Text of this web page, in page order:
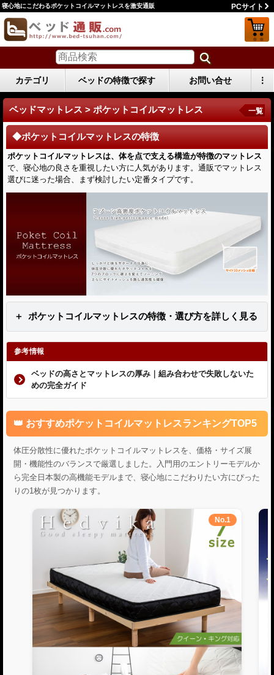
寝心地にこだわるポケットコイルマットレスを激安通販 PCサイト
カテゴリ ベッドの特徴で探す お問い合せ ⋮
ベッドマットレス > ポケットコイルマットレス
◆ポケットコイルマットレスの特徴
ポケットコイルマットレスは、体を点で支える構造が特徴のマットレス
で、寝心地の良さを重視したい方に人気があります。通販でマットレス
選びに迷った場合、まず検討したい定番タイプです。
ポケットコイルマットレスの特徴・選び方を詳しく見る
参考情報
ベッドの高さとマットレスの厚み｜組み合わせで失敗しないた
めの完全ガイド
おすすめポケットコイルマットレスランキングTOP5
体圧分散性に優れたポケットコイルマットレスを、価格・サイズ展
開・機能性のバランスで厳選しました。入門用のエントリーモデルか
ら完全日本製の高機能モデルまで、寝心地にこだわりたい方にぴった
りの1枚が見つかります。
No.1
一覧